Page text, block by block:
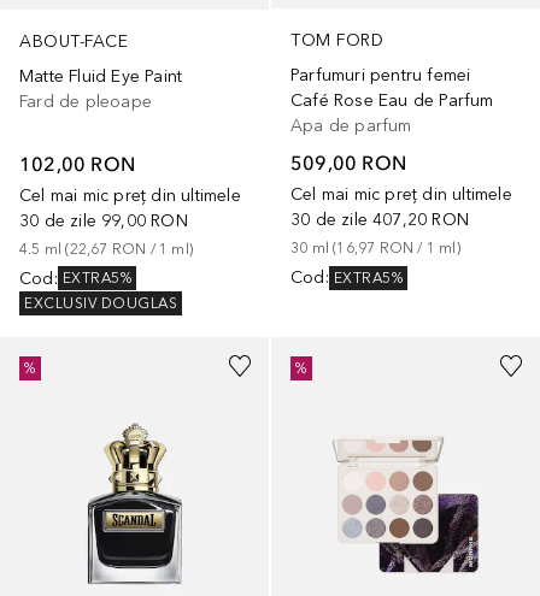
ABOUT-FACE
Matte Fluid Eye Paint
Fard de pleoape
102,00 RON
Cel mai mic preț din ultimele
30 de zile 99,00 RON
4.5 ml (22,67 RON / 1 ml)
Cod : EXTRA5%
EXCLUSIV DOUGLAS
TOM FORD
Parfumuri pentru femei
Café Rose Eau de Parfum
Apa de parfum
509,00 RON
Cel mai mic preț din ultimele
30 de zile 407,20 RON
30 ml (16,97 RON / 1 ml )
Cod : EXTRA5%
% %